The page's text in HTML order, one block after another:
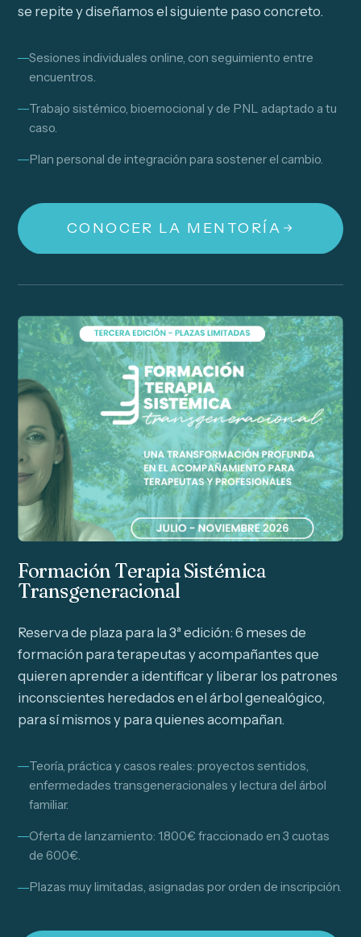
se repite y diseñamos el siguiente paso concreto.
Sesiones individuales online, con seguimiento entre
encuentros.
Trabajo sistémico, bioemocional y de PNL adaptado a tu
caso.
Plan personal de integración para sostener el cambio.
CONOCER LA MENTORÍA
Formación Terapia Sistémica
Transgeneracional
Reserva de plaza para la 3ª edición: 6 meses de
formación para terapeutas y acompañantes que
quieren aprender a identificar y liberar los patrones
inconscientes heredados en el árbol genealógico,
para sí mismos y para quienes acompañan.
Teoría, práctica y casos reales: proyectos sentidos,
enfermedades transgeneracionales y lectura del árbol
familiar.
Oferta de lanzamiento: 1.800€ fraccionado en 3 cuotas
de 600€.
Plazas muy limitadas, asignadas por orden de inscripción.